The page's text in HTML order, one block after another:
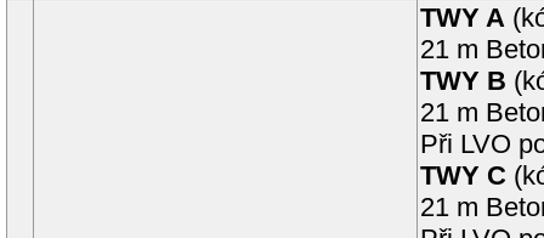
TWY A (
21 m
TWY B (
21 m
Při LVO
TWY C (
21 m